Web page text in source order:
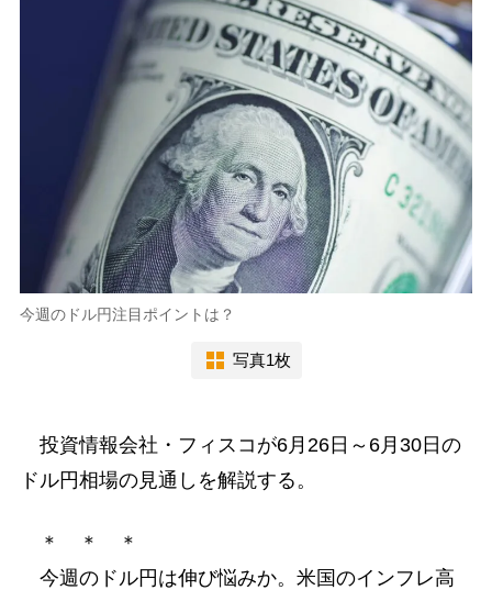
今週のドル円注目ポイントは？
写真1枚
投資情報会社・フィスコが6月26日～6月30日の
ドル円相場の見通しを解説する。
＊ ＊ ＊
今週のドル円は伸び悩みか。米国のインフレ高